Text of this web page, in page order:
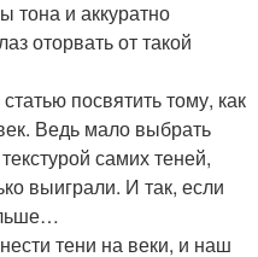
тона и аккуратно
оторвать от такой
посвятить тому, как
Ведь мало выбрать
самих теней,
выиграли. И так, если
тени на веки, и наш